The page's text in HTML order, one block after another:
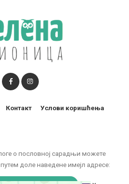
о пословној сарадњи можете
доле наведене имејл адресе:
Контакт Услови коришћења